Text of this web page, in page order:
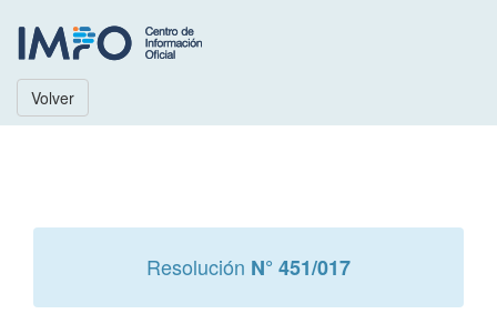
Volver
Resolución N° 451/017